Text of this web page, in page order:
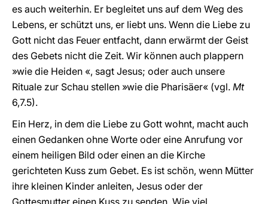
es auch weiterhin. Er begleitet uns auf dem Weg des
Lebens, er schützt uns, er liebt uns. Wenn die Liebe zu
Gott nicht das Feuer entfacht, dann erwärmt der Geist
des Gebets nicht die Zeit. Wir können auch plappern
»wie die Heiden «, sagt Jesus; oder auch unsere
Rituale zur Schau stellen »wie die Pharisäer« (vgl. Mt
6,7.5).
Ein Herz, in dem die Liebe zu Gott wohnt, macht auch
einen Gedanken ohne Worte oder eine Anrufung vor
einem heiligen Bild oder einen an die Kirche
gerichteten Kuss zum Gebet. Es ist schön, wenn Mütter
ihre kleinen Kinder anleiten, Jesus oder der
Gottesmutter einen Kuss zu senden. Wie viel